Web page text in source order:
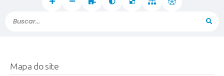
Buscar...
Mapa do site